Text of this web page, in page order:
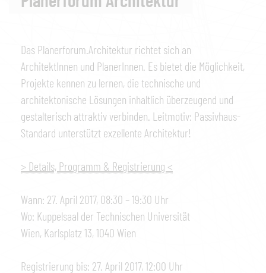
Das Planerforum.Architektur richtet sich an
ArchitektInnen und PlanerInnen. Es bietet die Möglichkeit,
Projekte kennen zu lernen, die technische und
architektonische Lösungen inhaltlich überzeugend und
gestalterisch attraktiv verbinden. Leitmotiv: Passivhaus-
Standard unterstützt exzellente Architektur!
> Details, Programm & Registrierung <
Wann: 27. April 2017, 08:30 – 19:30 Uhr
Wo: Kuppelsaal der Technischen Universität
Wien, Karlsplatz 13, 1040 Wien
Registrierung bis: 27. April 2017, 12:00 Uhr